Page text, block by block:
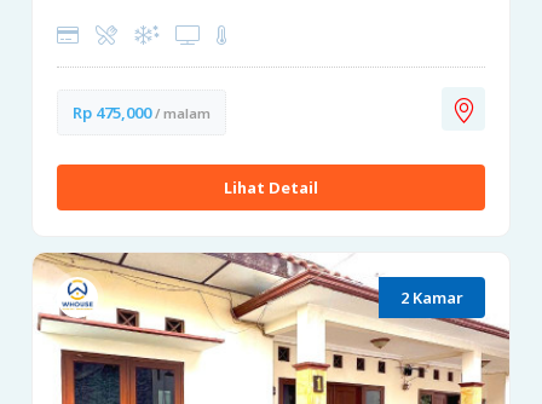
Rp 475,000/ malam
Lihat Detail
2 Kamar